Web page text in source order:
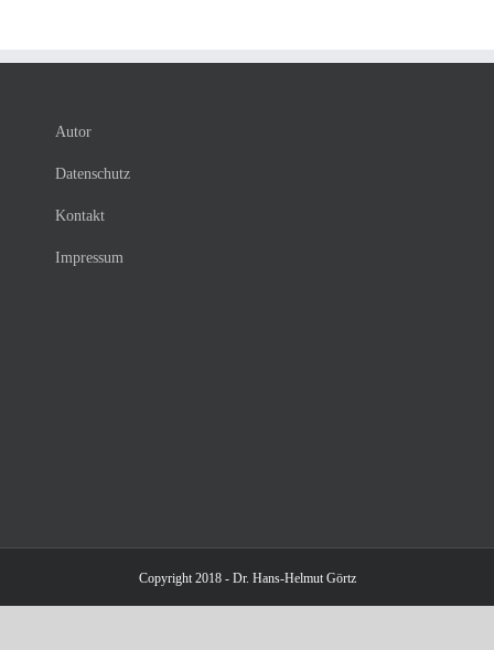
Autor
Datenschutz
Kontakt
Impressum
Copyright 2018 - Dr. Hans-Helmut Görtz